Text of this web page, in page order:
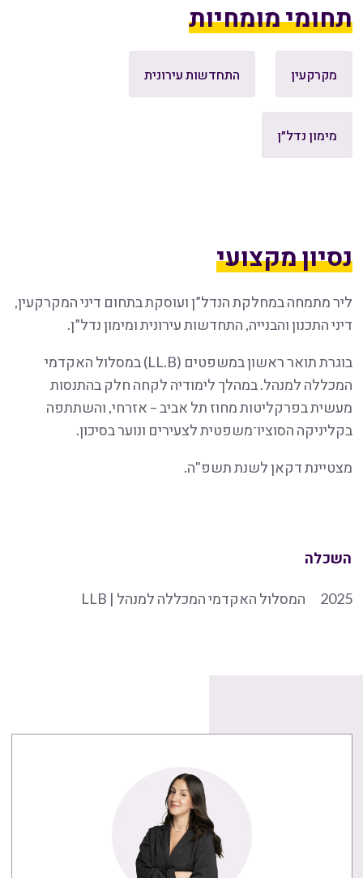
תחומי מומחיות
מקרקעין התחדשות עירונית
מימון נדל״ן
נסיון מקצועי
ליר מתמחה במחלקת הנדל”ן ועוסקת בתחום דיני המקרקעין,
דיני התכנון והבנייה, התחדשות עירונית ומימון נדל”ן.
בוגרת תואר ראשון במשפטים (LL.B) במסלול האקדמי
המכללה למנהל. במהלך לימודיה לקחה חלק בהתנסות
מעשית בפרקליטות מחוז תל אביב – אזרחי, והשתתפה
בקליניקה הסוציו־משפטית לצעירים ונוער בסיכון.
מצטיינת דקאן לשנת תשפ"ה.
השכלה
2025 המסלול האקדמי המכללה למנהל | LLB